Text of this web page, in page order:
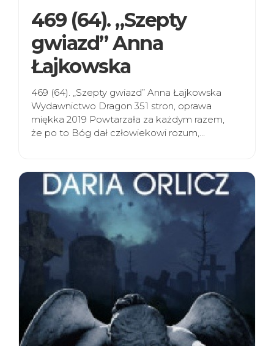
469 (64). „Szepty
gwiazd” Anna
Łajkowska
469 (64). „Szepty gwiazd” Anna Łajkowska
Wydawnictwo Dragon 351 stron, oprawa
miękka 2019 Powtarzała za każdym razem,
że po to Bóg dał człowiekowi rozum,…